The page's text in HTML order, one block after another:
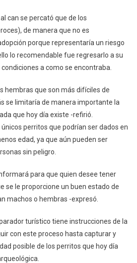
can se percató que de los
de manera que no es
porque representaría un riesgo
lo recomendable fue regresarlo a su
a como se encontraba.
hembras que son más difíciles de
se limitaría de manera importante la
que hoy día existe -refirió.
perritos que podrían ser dados en
edad, ya que aún pueden ser
sin peligro.
para que quien desee tener
se le proporcione un buen estado de
machos o hembras -expresó.
turístico tiene instrucciones de la
con este proceso hasta capturar y
posible de los perritos que hoy día